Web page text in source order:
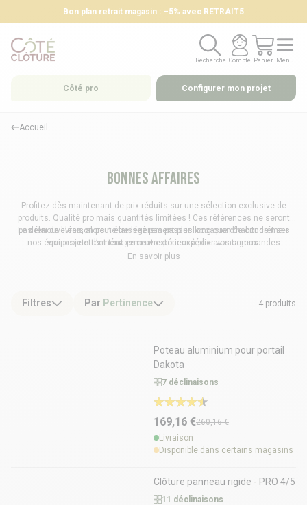
Bon plan retrait magasin : –5% avec RETRAIT5
Recherche
Recherche
Compte
Compte
Panier
Panier
Menu
Menu
Côté pro Configurer mon projet
Accueil
Bonnes affaires
Profitez dès maintenant de prix réduits sur une sélection exclusive de
produits. Qualité pro mais quantités limitées ! Ces références ne seront
pas renouvelées, alors ne laissez pas passer l’occasion de concrétiser
vos projets d’aménagement extérieur à prix avantageux.
Le délai de livraison peut être légèrement plus long que d’habitude mais
nos équipes mettent tout en œuvre pour expédier vos commandes
rapidement.
En savoir plus
Filtres Par Pertinence 4 produits
Poteau aluminium pour portail
Dakota
7 déclinaisons
169,16 €260,16 €
Livraison
Disponible dans certains magasins
Clôture panneau rigide - PRO 4/5
11 déclinaisons